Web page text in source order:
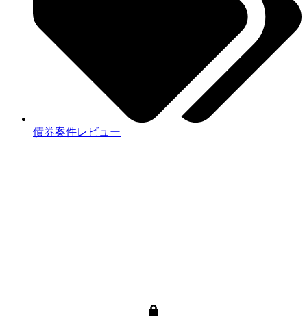
債券案件レビュー